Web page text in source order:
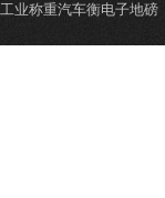
工业称重汽车衡电子地磅